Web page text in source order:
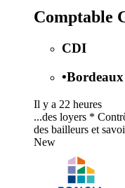
Comptable
CDI
•
Il y a 22 heures
...des loyers *
des bailleurs et
New